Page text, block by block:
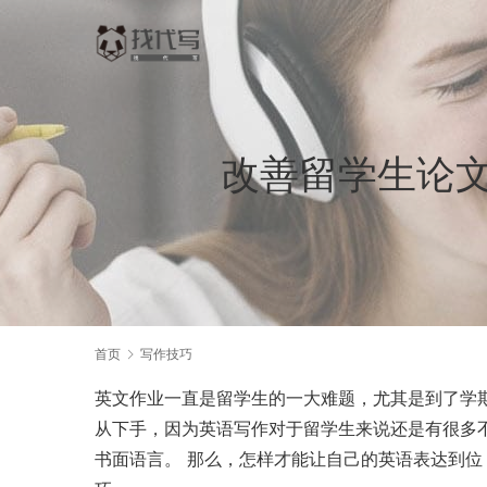
改善留学生论
首页 写作技巧
英文作业一直是留学生的一大难题，尤其是到了
从下手，因为英语写作对于留学生来说还是有很
书面语言。 那么，怎样才能让自己的英语表达到